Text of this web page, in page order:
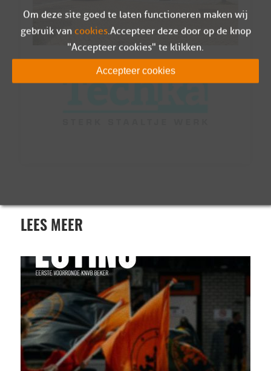
LEES MEER
Om deze site goed te laten functioneren maken wij
gebruik van cookies. Accepteer deze door op de knop
"Accepteer cookies" te klikken.
Accepteer cookies